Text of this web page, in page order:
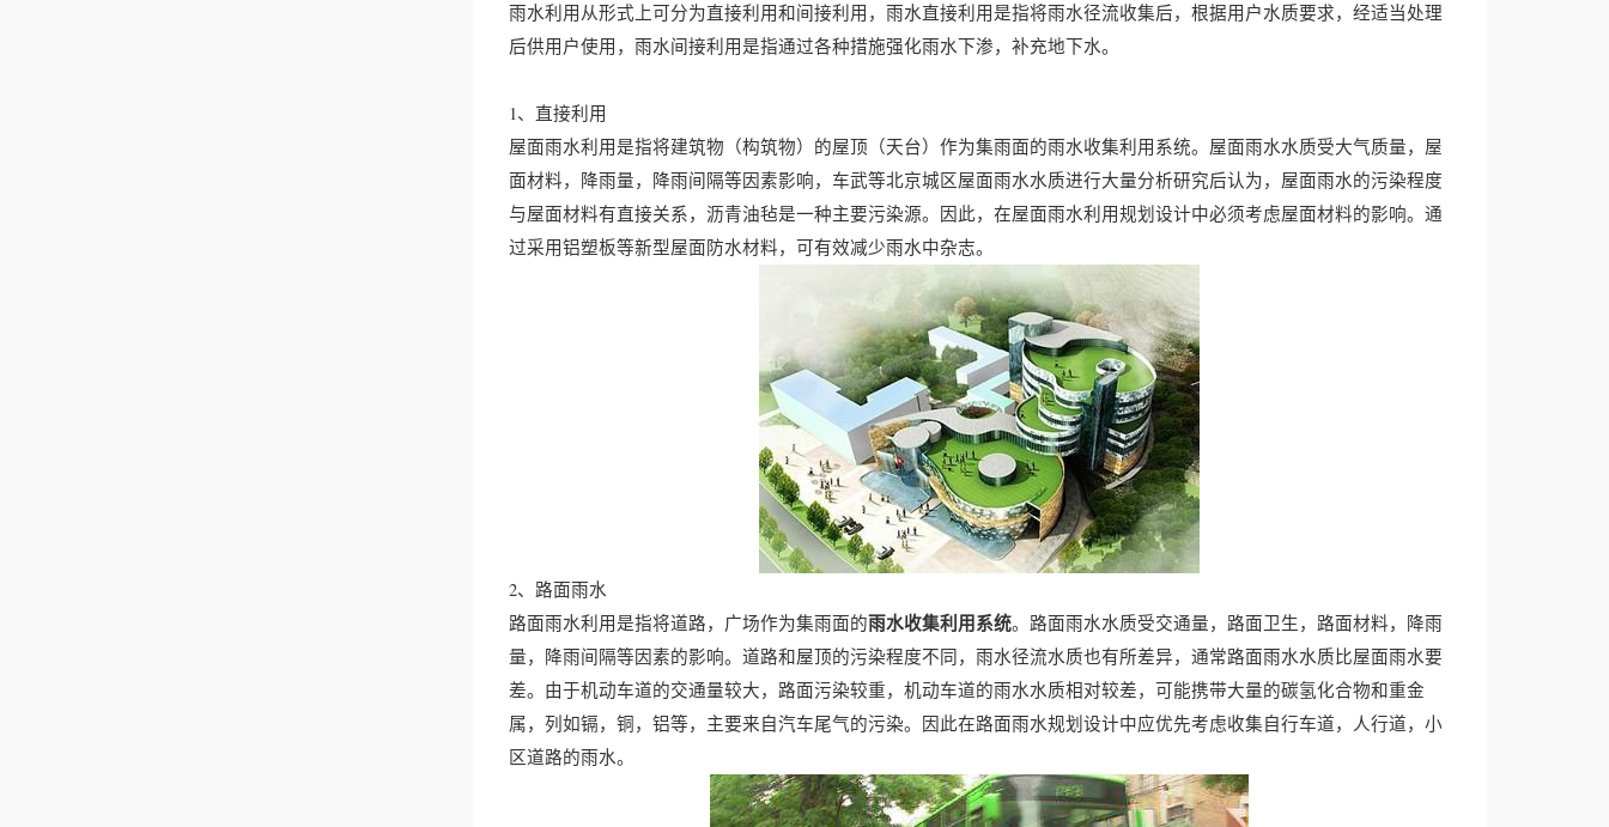
雨水利用从形式上可分为直接利用和间接利用，雨水直接利用是指将雨水径流收集后，根据用户水质要求，经适当处理
后供用户使用，雨水间接利用是指通过各种措施强化雨水下渗，补充地下水。
1、直接利用
屋面雨水利用是指将建筑物（构筑物）的屋顶（天台）作为集雨面的雨水收集利用系统。屋面雨水水质受大气质量，屋
面材料，降雨量，降雨间隔等因素影响，车武等北京城区屋面雨水水质进行大量分析研究后认为，屋面雨水的污染程度
与屋面材料有直接关系，沥青油毡是一种主要污染源。因此，在屋面雨水利用规划设计中必须考虑屋面材料的影响。通
过采用铝塑板等新型屋面防水材料，可有效减少雨水中杂志。
2、路面雨水
路面雨水利用是指将道路，广场作为集雨面的雨水收集利用系统。路面雨水水质受交通量，路面卫生，路面材料，降雨
量，降雨间隔等因素的影响。道路和屋顶的污染程度不同，雨水径流水质也有所差异，通常路面雨水水质比屋面雨水要
差。由于机动车道的交通量较大，路面污染较重，机动车道的雨水水质相对较差，可能携带大量的碳氢化合物和重金
属，列如镉，铜，铝等，主要来自汽车尾气的污染。因此在路面雨水规划设计中应优先考虑收集自行车道，人行道，小
区道路的雨水。